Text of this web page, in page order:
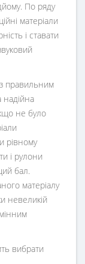
По ряду
матеріали
і ставати
правильним
надійна
не було
рівному
і рулони
бал.
матеріалу
невеликій
вибрати